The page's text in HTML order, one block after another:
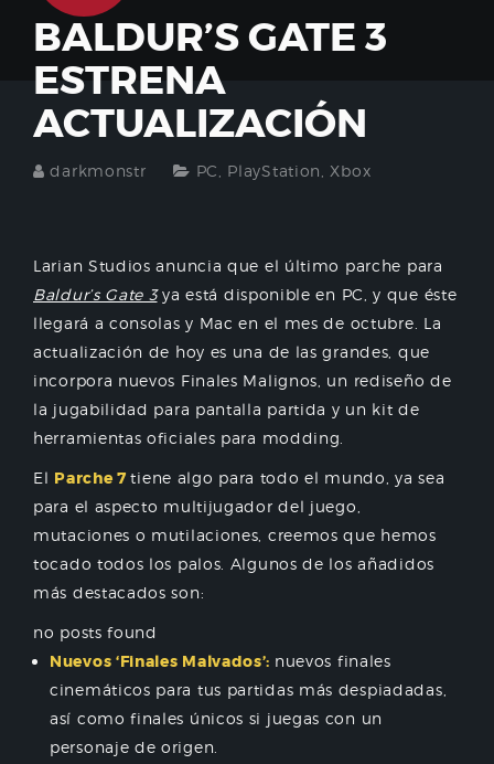
BALDUR’S GATE 3
ESTRENA
ACTUALIZACIÓN
darkmonstr PC PlayStation Xbox
Larian Studios anuncia que el último parche para
Baldur’s Gate 3ya está disponible en PC, y que éste
llegará a consolas y Mac en el mes de octubre. La
actualización de hoy es una de las grandes, que
incorpora nuevos Finales Malignos, un rediseño de
la jugabilidad para pantalla partida y un kit de
herramientas oficiales para modding.
El Parche 7tiene algo para todo el mundo, ya sea
para el aspecto multijugador del juego,
mutaciones o mutilaciones, creemos que hemos
tocado todos los palos. Algunos de los añadidos
más destacados son:
no posts found
Nuevos ‘Finales Malvados’: nuevos finales
cinemáticos para tus partidas más despiadadas,
así como finales únicos si juegas con un
personaje de origen.